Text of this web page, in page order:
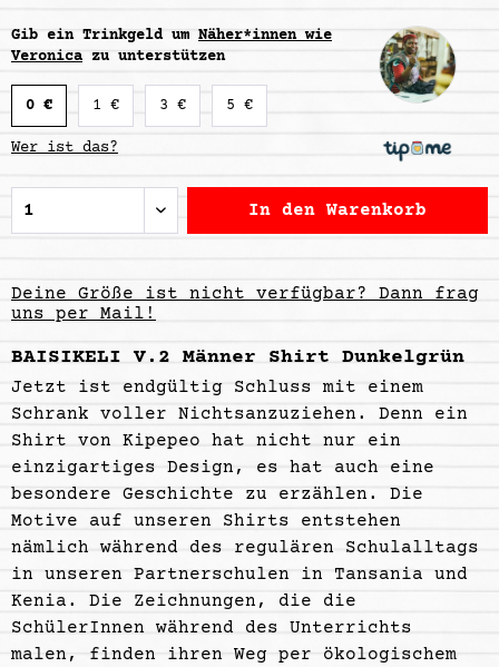
Gib ein Trinkgeld um Näher*innen wie
Veronica zu unterstützen
0 € 1 € 3 € 5 €
Wer ist das?
In den Warenkorb
Deine Größe ist nicht verfügbar? Dann frag
uns per Mail!
BAISIKELI V.2 Männer Shirt Dunkelgrün
Jetzt ist endgültig Schluss mit einem
Schrank voller Nichtsanzuziehen. Denn ein
Shirt von Kipepeo hat nicht nur ein
einzigartiges Design, es hat auch eine
besondere Geschichte zu erzählen . Die
Motive auf unseren Shirts entstehen
nämlich während des regulären Schulalltags
in unseren Partnerschulen in Tansania und
Kenia. Die Zeichnungen, die die
SchülerInnen während des Unterrichts
malen, finden ihren Weg per ökologischem